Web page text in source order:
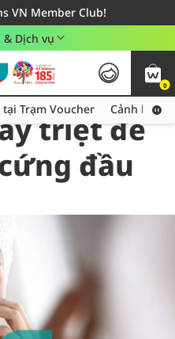
VN Member Club!
đơn hàng từ 249,000Đ
khu vực TP. Hồ Chí Minh
Dịch vụ
0
Thu thập thêm voucher hot tại Trạm Voucher
Trạm Voucher Cảnh báo
triệt để
đầu